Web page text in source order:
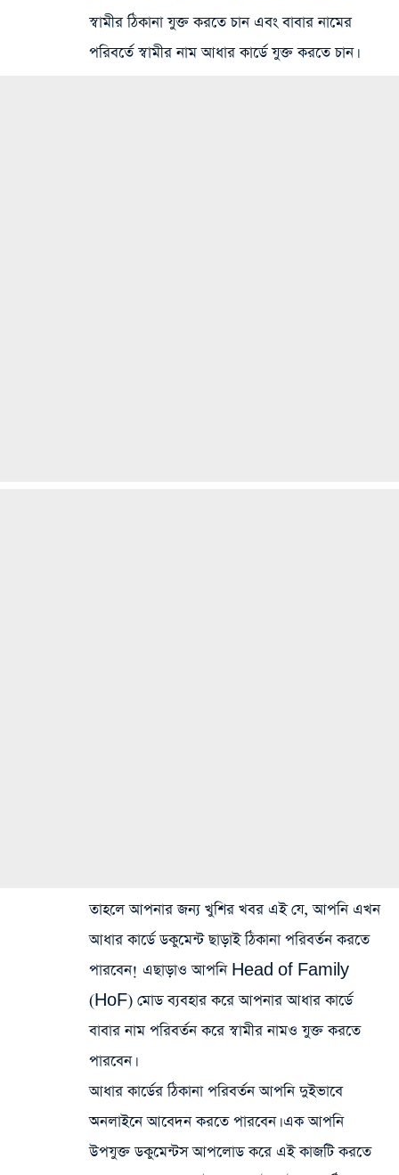
স্বামীর ঠিকানা যুক্ত করতে চান এবং বাবার নামের
পরিবর্তে স্বামীর নাম আধার কার্ডে যুক্ত করতে চান।
তাহলে আপনার জন্য খুশির খবর এই যে, আপনি এখন
আধার কার্ডে ডকুমেন্ট ছাড়াই ঠিকানা পরিবর্তন করতে
পারবেন! এছাড়াও আপনি Head of Family
(HoF) মোড ব্যবহার করে আপনার আধার কার্ডে
বাবার নাম পরিবর্তন করে স্বামীর নামও যুক্ত করতে
পারবেন।
আধার কার্ডের ঠিকানা পরিবর্তন আপনি দুইভাবে
অনলাইনে আবেদন করতে পারবেন। এক আপনি
উপযুক্ত ডকুমেন্টস আপলোড করে এই কাজটি করতে